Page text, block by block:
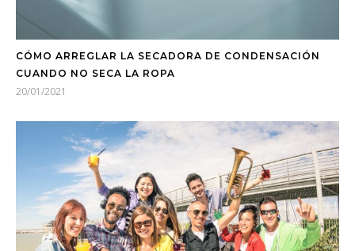
CÓMO ARREGLAR LA SECADORA DE CONDENSACIÓN
CUANDO NO SECA LA ROPA
20/01/2021